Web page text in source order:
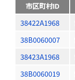
市区町村ID
38422A1968
38B0060007
38423A1968
38B0060019